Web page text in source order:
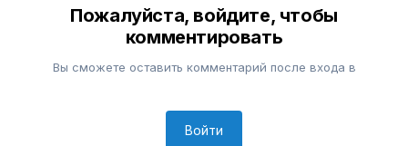
Пожалуйста, войдите, чтобы
комментировать
Вы сможете оставить комментарий после входа в
Войти